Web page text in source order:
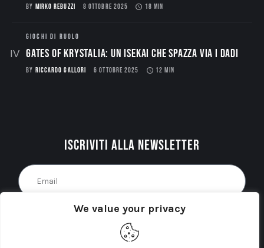
We value your privacy
BY MIRKO REBUZZI 8 OTTOBRE 2025 18 MIN
GIOCHI DI RUOLO
Gates of Krystalia: Un Isekai che spazza via i dadi
BY RICCARDO GALLORI 6 OTTOBRE 2025 12 MIN
Iscriviti alla newsletter
Acconsento al trattamento dei miei dati personali
Privacy Policy